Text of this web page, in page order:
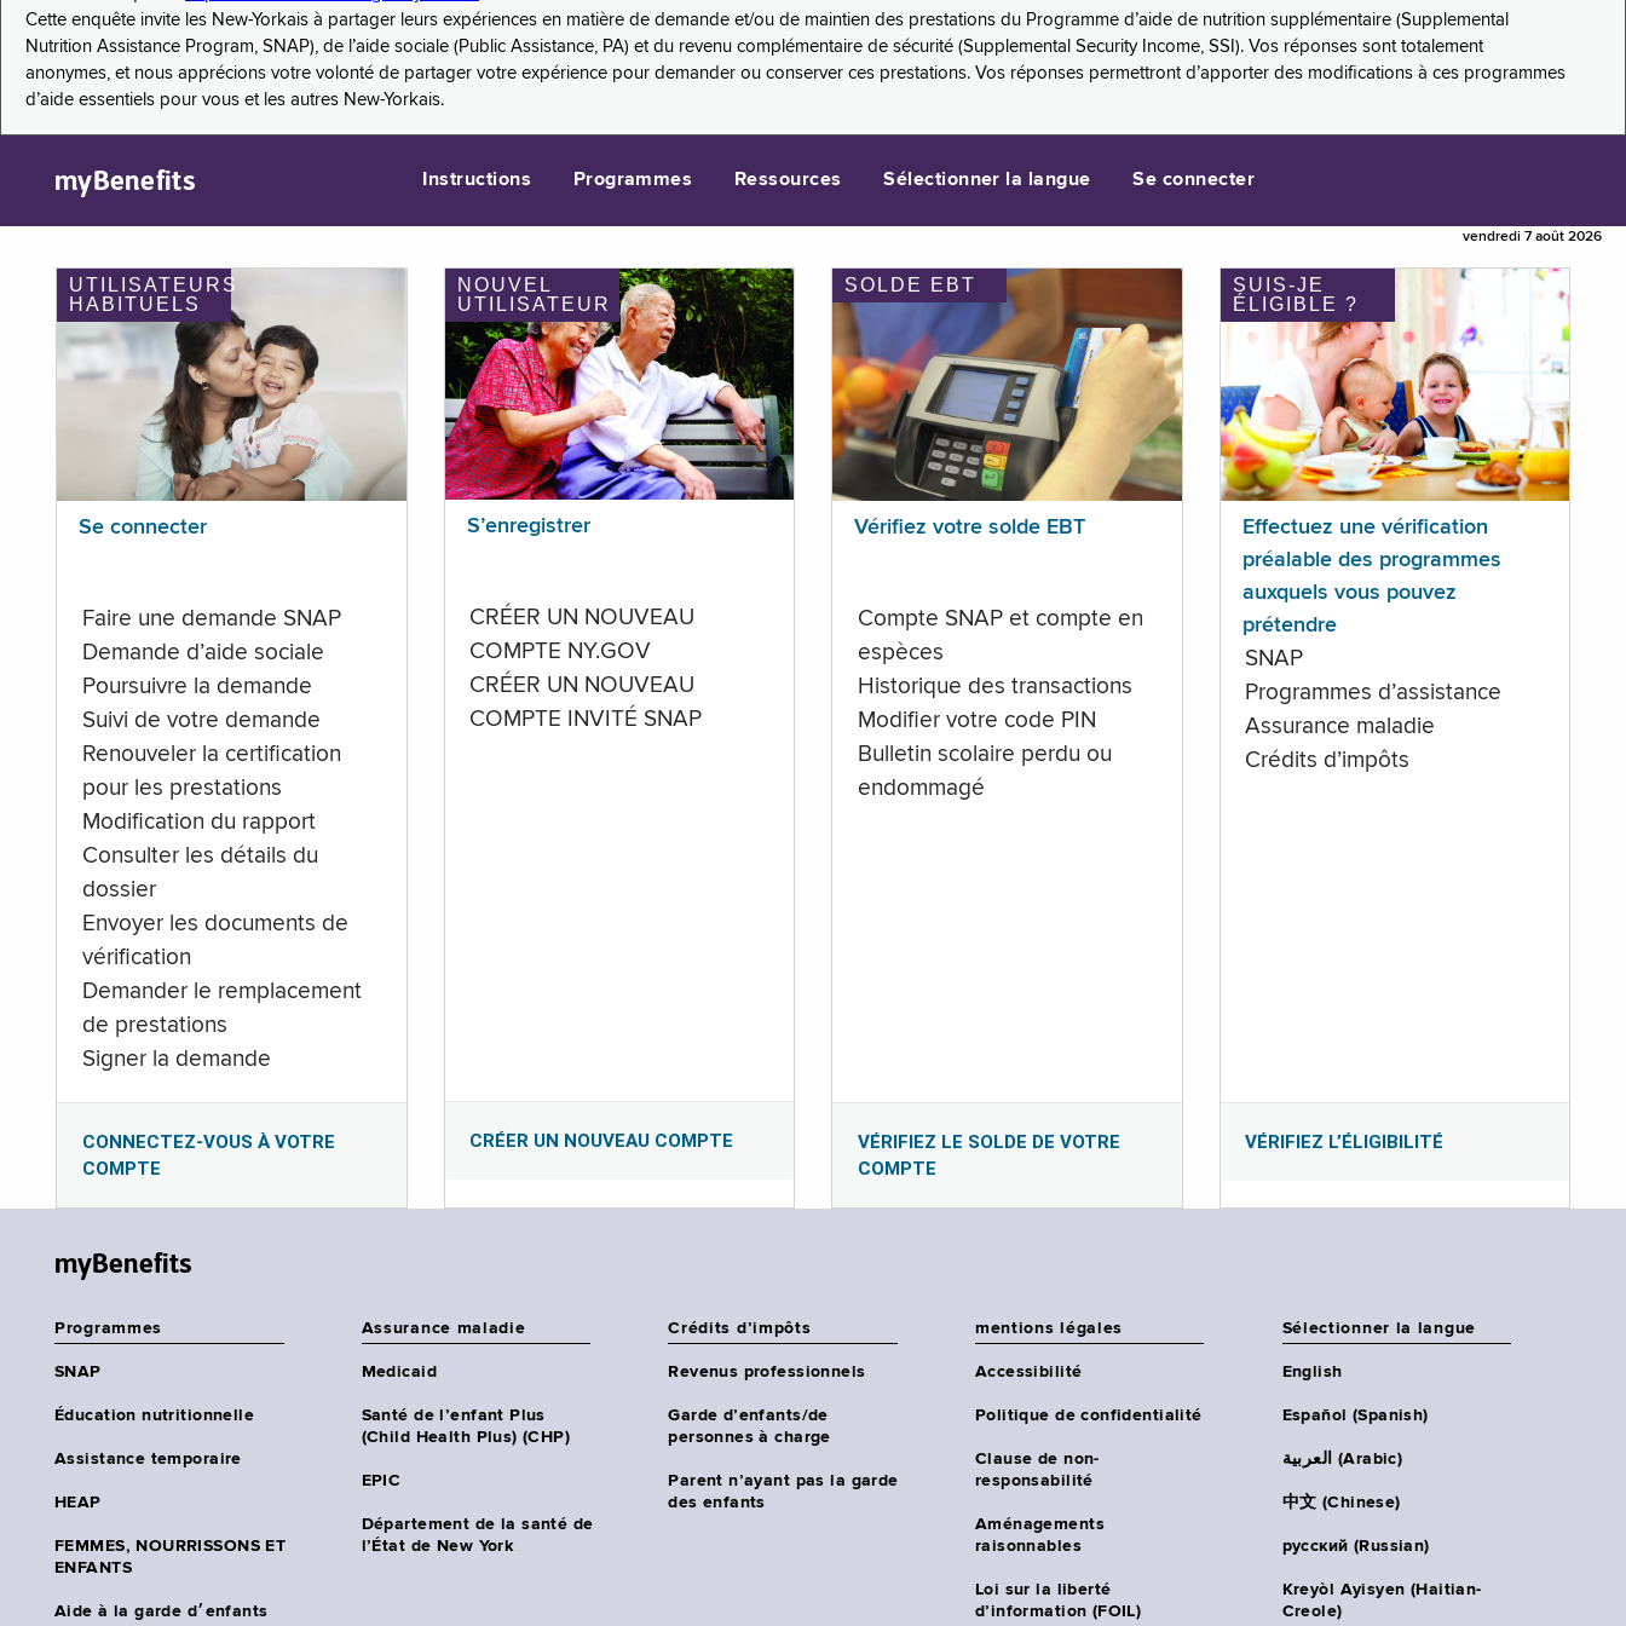
Cette enquête invite les New-Yorkais à partager leurs expériences en matière de demande et/ou de maintien des prestations du Programme d’aide de nutrition supplémentaire (Supplemental
Nutrition Assistance Program, SNAP), de l’aide sociale (Public Assistance, PA) et du revenu complémentaire de sécurité (Supplemental Security Income, SSI). Vos réponses sont totalement
anonymes, et nous apprécions votre volonté de partager votre expérience pour demander ou conserver ces prestations. Vos réponses permettront d’apporter des modifications à ces programmes
d’aide essentiels pour vous et les autres New-Yorkais.
myBenefits Instructions Programmes Ressources Sélectionner la langue Se connecter
vendredi 7 août 2026
UTILISATEURS
HABITUELS
Se connecter
Faire une demande SNAP
Demande d’aide sociale
Poursuivre la demande
Suivi de votre demande
Renouveler la certification
pour les prestations
Modification du rapport
Consulter les détails du
dossier
Envoyer les documents de
vérification
Demander le remplacement
de prestations
Signer la demande
CONNECTEZ-VOUS À VOTRE
COMPTE
NOUVEL
UTILISATEUR
S’enregistrer
CRÉER UN NOUVEAU
COMPTE NY.GOV
CRÉER UN NOUVEAU
COMPTE INVITÉ SNAP
CRÉER UN NOUVEAU COMPTE
SOLDE EBT
Vérifiez votre solde EBT
Compte SNAP et compte en
espèces
Historique des transactions
Modifier votre code PIN
Bulletin scolaire perdu ou
endommagé
VÉRIFIEZ LE SOLDE DE VOTRE
COMPTE
SUIS-JE
ÉLIGIBLE ?
Effectuez une vérification
préalable des programmes
auxquels vous pouvez
prétendre
SNAP
Programmes d’assistance
Assurance maladie
Crédits d’impôts
VÉRIFIEZ L’ÉLIGIBILITÉ
myBenefits
Programmes
SNAP
Éducation nutritionnelle
Assistance temporaire
HEAP
FEMMES, NOURRISSONS ET
ENFANTS
Aide à la garde d׳enfants
Assurance maladie
Medicaid
Santé de l’enfant Plus
(Child Health Plus) (CHP)
EPIC
Département de la santé de
l’État de New York
Crédits d’impôts
Revenus professionnels
Garde d’enfants/de
personnes à charge
Parent n’ayant pas la garde
des enfants
mentions légales
Accessibilité
Politique de confidentialité
Clause de non-
responsabilité
Aménagements
raisonnables
Loi sur la liberté
d’information (FOIL)
Sélectionner la langue
English
Español (Spanish)
العربية (Arabic)
中文 (Chinese)
русский (Russian)
Kreyòl Ayisyen (Haitian-
Creole)